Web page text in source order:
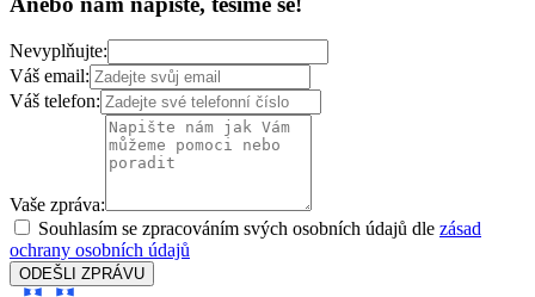
Nevyplňujte:
Váš email:
Váš telefon:
Vaše zpráva:
Souhlasím se zpracováním svých osobních údajů dle zásad
ochrany osobních údajů
ODEŠLI ZPRÁVU